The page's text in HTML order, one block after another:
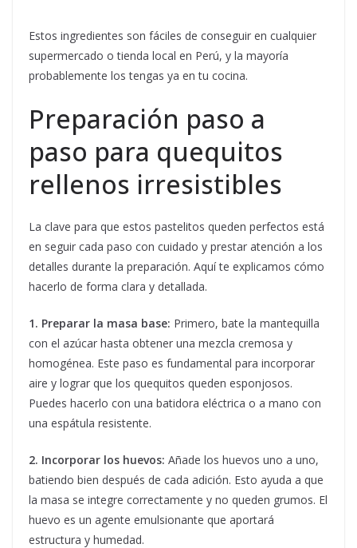
Estos ingredientes son fáciles de conseguir en cualquier
supermercado o tienda local en Perú, y la mayoría
probablemente los tengas ya en tu cocina.
Preparación paso a
paso para quequitos
rellenos irresistibles
La clave para que estos pastelitos queden perfectos está
en seguir cada paso con cuidado y prestar atención a los
detalles durante la preparación. Aquí te explicamos cómo
hacerlo de forma clara y detallada.
1. Preparar la masa base: Primero, bate la mantequilla
con el azúcar hasta obtener una mezcla cremosa y
homogénea. Este paso es fundamental para incorporar
aire y lograr que los quequitos queden esponjosos.
Puedes hacerlo con una batidora eléctrica o a mano con
una espátula resistente.
2. Incorporar los huevos: Añade los huevos uno a uno,
batiendo bien después de cada adición. Esto ayuda a que
la masa se integre correctamente y no queden grumos. El
huevo es un agente emulsionante que aportará
estructura y humedad.